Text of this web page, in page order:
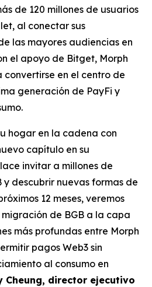
de 120 millones de usuarios
al conectar sus
las mayores audiencias en
el apoyo de Bitget, Morph
en el centro de
generación de PayFi y
hogar en la cadena con
capítulo en su
invitar a millones de
y descubrir nuevas formas de
12 meses, veremos
de BGB a la capa
más profundas entre Morph
pagos Web3 sin
al consumo en
Cheung, director ejecutivo